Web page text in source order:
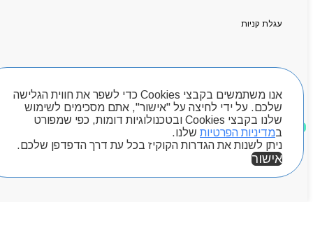
אנו משתמשים בקבצי Cookies כדי לשפר את חווית הגלישה
שלכם. על ידי לחיצה על "אישור", אתם מסכימים לשימוש
שלנו בקבצי Cookies ובטכנולוגיות דומות, כפי שמפורט
במדיניות הפרטיות שלנו.
ניתן לשנות את הגדרות הקוקיז בכל עת דרך הדפדפן שלכם.
אישור
עגלת קניות
חיפוש מוצרים
מוצרים שאהבתי
המגזין